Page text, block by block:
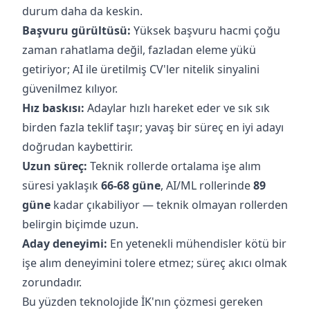
durum daha da keskin.
Başvuru gürültüsü: Yüksek başvuru hacmi çoğu
zaman rahatlama değil, fazladan eleme yükü
getiriyor; AI ile üretilmiş CV'ler nitelik sinyalini
güvenilmez kılıyor.
Hız baskısı: Adaylar hızlı hareket eder ve sık sık
birden fazla teklif taşır; yavaş bir süreç en iyi adayı
doğrudan kaybettirir.
Uzun süreç: Teknik rollerde ortalama işe alım
süresi yaklaşık 66-68 güne, AI/ML rollerinde89
güne kadar çıkabiliyor — teknik olmayan rollerden
belirgin biçimde uzun.
Aday deneyimi: En yetenekli mühendisler kötü bir
işe alım deneyimini tolere etmez; süreç akıcı olmak
zorundadır.
Bu yüzden teknolojide İK'nın çözmesi gereken